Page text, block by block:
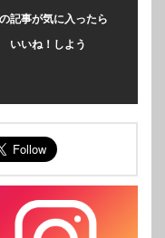
記事が気に入ったら
いいね！しよう